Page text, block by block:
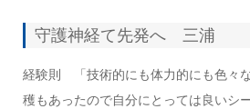
守護神経て先発へ 三浦
経験則
「技術的にも体力的にも色々
穫もあったので自分にとっては良いシ